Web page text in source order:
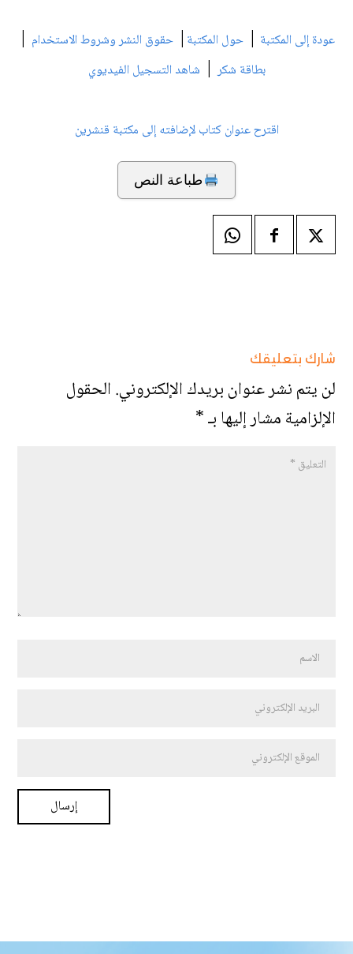
عودة إلى المكتبة | حول المكتبة | حقوق النشر وشروط الاستخدام |
بطاقة شكر| شاهد التسجيل الفيديوي
اقترح عنوان كتاب لإضافته إلى مكتبة قنشرين
طباعة النص
شارك بتعليقك
لن يتم نشر عنوان بريدك الإلكتروني.الحقول
الإلزامية مشار إليها بـ*